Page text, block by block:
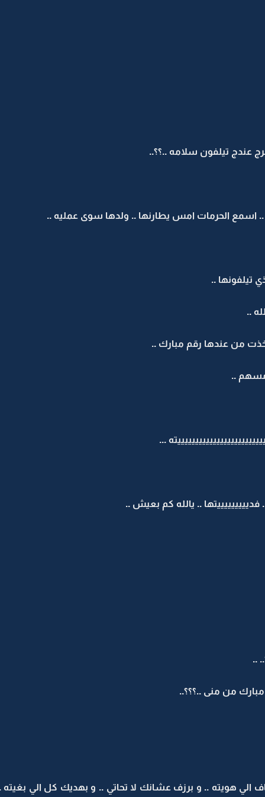
عندج تيلفون سلامه ..؟؟..
الحرمات امس يطارنها .. ولدها سوى عمليه ..
تيلفونها ..
..
من عندها رقم مبارك ..
..
...
.. يالله كم بعيش ..
..
من منى ..؟؟؟..
الي هويته .. و برزف عشانك لا تحاتي .. و بهديك كل الي